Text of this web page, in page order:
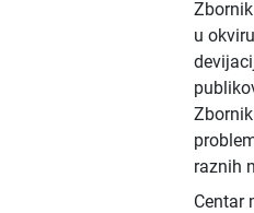
u
raznih
Centar